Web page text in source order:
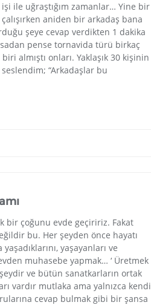
ile uğraştığım zamanlar… Yine bir
aniden bir arkadaş bana
şeye cevap verdikten 1 dakika
pense tornavida türü birkaç
almıştı onları. Yaklaşık 30 kişinin
seslendim; “Arkadaşlar bu
bir çoğunu evde geçiririz. Fakat
bu. Her şeyden önce hayatı
yaşayanları ve
muhasebe yapmak… ‘ Üretmek
ve bütün sanatkarların ortak
vardır mutlaka ama yalnızca kendi
cevap bulmak gibi bir şansa